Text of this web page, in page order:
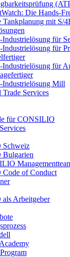
Die Hands-
Tankplanung mit S/
Industrielösung für
Industrielösung für
Industrielösung für
Industrielösung Mill
Services
für CONSILIO
of Conduct
Arbeitgeber